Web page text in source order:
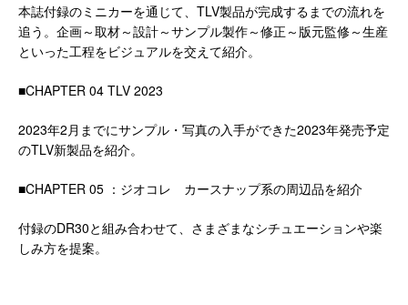
本誌付録のミニカーを通じて、TLV製品が完成するまでの流れを
追う。企画～取材～設計～サンプル製作～修正～版元監修～生産
といった工程をビジュアルを交えて紹介。
■CHAPTER 04 TLV 2023
2023年2月までにサンプル・写真の入手ができた2023年発売予定
のTLV新製品を紹介。
■CHAPTER 05 ：ジオコレ カースナップ系の周辺品を紹介
付録のDR30と組み合わせて、さまざまなシチュエーションや楽
しみ方を提案。